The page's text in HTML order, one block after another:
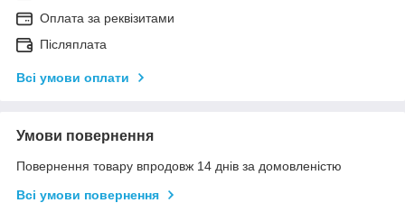
Оплата за реквізитами
Післяплата
Всі умови оплати
Умови повернення
Повернення товару впродовж 14 днів за домовленістю
Всі умови повернення